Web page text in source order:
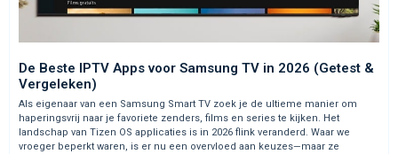
De Beste IPTV Apps voor Samsung TV in 2026 (Getest &
Vergeleken)
Als eigenaar van een Samsung Smart TV zoek je de ultieme manier om
haperingsvrij naar je favoriete zenders, films en series te kijken. Het
landschap van Tizen OS applicaties is in 2026 flink veranderd. Waar we
vroeger beperkt waren, is er nu een overvloed aan keuzes—maar ze